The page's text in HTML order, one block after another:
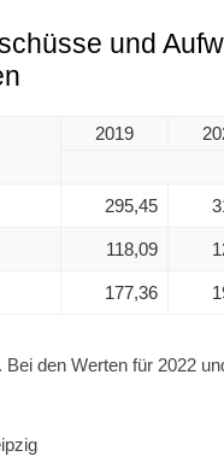
und
2019
295,45
118,09
177,36
den Werten für 2022